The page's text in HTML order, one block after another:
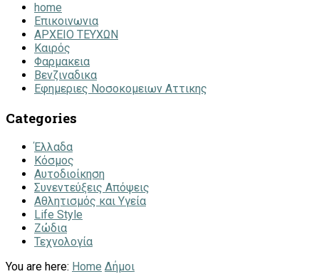
home
Επικοινωνια
ΑΡΧΕΙΟ ΤΕΥΧΩΝ
Καιρός
Φαρμακεια
Βενζιναδικα
Εφημεριες Νοσοκομειων Αττικης
Categories
Έλλαδα
Κόσμος
Αυτοδιοίκηση
Συνεντεύξεις Απόψεις
Αθλητισμός και Υγεία
Life Style
Ζώδια
Τεχνολογία
You are here: Home Δήμοι